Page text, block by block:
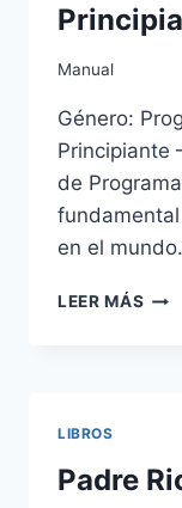
Manual
Género:
Principiante
de
en el
LEER MÁS
LIBROS
Padre